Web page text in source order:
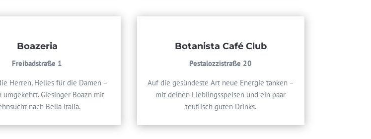
Boazeria
Freibadstraße 1
Herren, Helles für die Damen –
umgekehrt. Giesinger Boazn mit
nach Bella Italia.
Botanista Café Club
Pestalozzistraße 20
Auf die gesündeste Art neue Energie tanken –
mit deinen Lieblingsspeisen und ein paar
teuflisch guten Drinks.